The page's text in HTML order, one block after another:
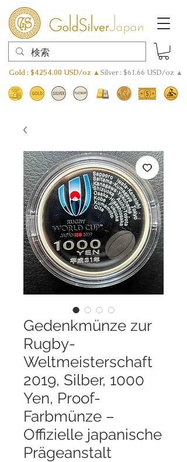
Gold : $4254.00 USD/oz ▲Silver : $61.66 USD/oz ▲
Gedenkmünze zur
Rugby-
Weltmeisterschaft
2019, Silber, 1000
Yen, Proof-
Farbmünze –
Offizielle japanische
Prägeanstalt